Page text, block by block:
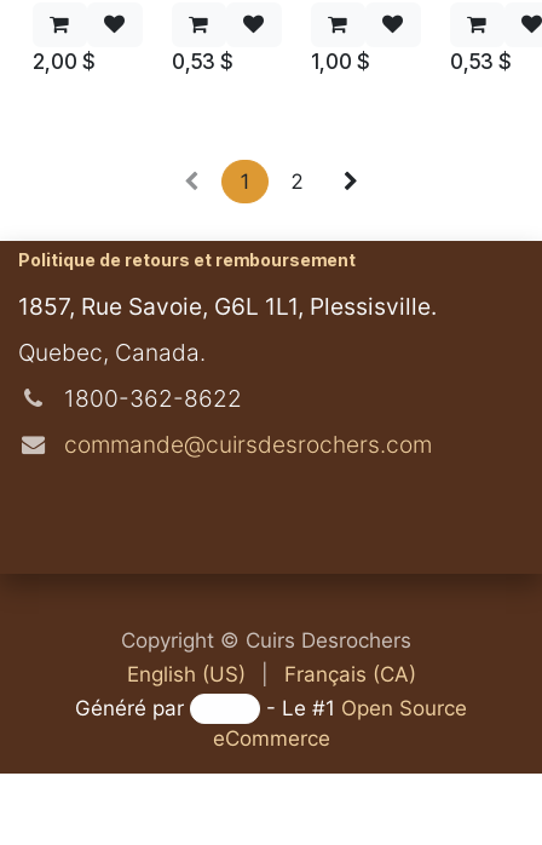
2,00 $ 0,53 $ 1,00 $ 0,53 $
1 2
Politique de retours et remboursement
1857, Rue Savoie, G6L 1L1, Plessisville.
​Quebec, Canada.
1800-362-8622
commande@cuirsdesrochers.com
Copyright © Cuirs Desrochers
English (US)
Français (CA)
Généré par
- Le #1 Open Source
eCommerce